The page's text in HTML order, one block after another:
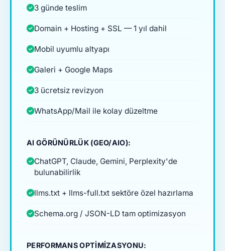
3 günde teslim
Domain + Hosting + SSL — 1 yıl dahil
Mobil uyumlu altyapı
Galeri + Google Maps
3 ücretsiz revizyon
WhatsApp/Mail ile kolay düzeltme
AI GÖRÜNÜRLÜK (GEO/AIO):
ChatGPT, Claude, Gemini, Perplexity'de
bulunabilirlik
llms.txt + llms-full.txt sektöre özel hazırlama
Schema.org / JSON-LD tam optimizasyon
PERFORMANS OPTIMIZASYONU: